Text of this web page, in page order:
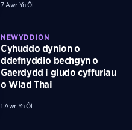
7 Awr Yn Ôl
NEWYDDION
Cyhuddo dynion o
ddefnyddio bechgyn o
Gaerdydd i gludo cyffuriau
o Wlad Thai
1 Awr Yn Ôl